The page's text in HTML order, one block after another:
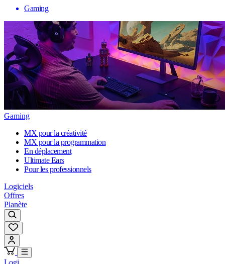
Gaming
Gaming
MX pour la créativité
MX pour la programmation
En déplacement
Ultimate Ears
Pour les professionnels
Logiciels
Offres
Planète